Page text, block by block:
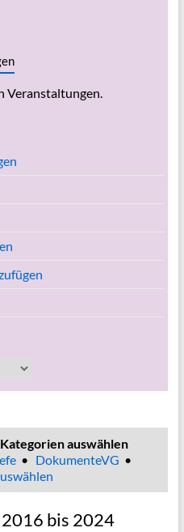
Veranstaltungen.
auswählen
• DokumenteVG •
bis 2024